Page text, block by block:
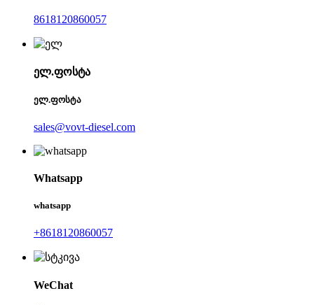
8618120860057
ელ.ფოსტა
ელ.ფოსტა
sales@vovt-diesel.com
Whatsapp
whatsapp
+8618120860057
WeChat